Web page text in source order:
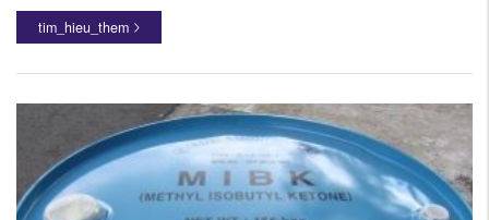
tim_hieu_them